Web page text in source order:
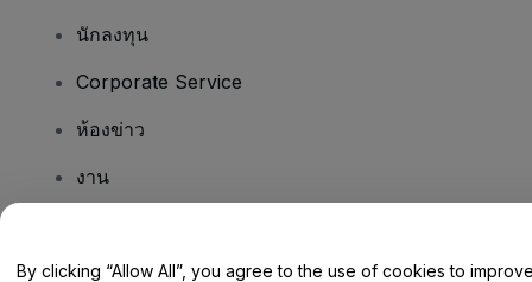
นักลงทุน
Corporate Service
ห้องข่าว
งาน
By clicking “Allow All”, you agree to the use of cookies to